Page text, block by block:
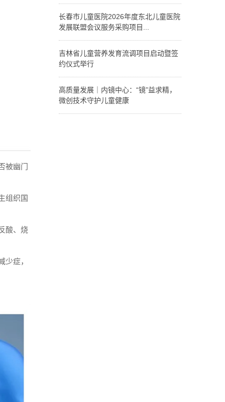
被幽门
组织国
酸、烧
症，
7月10日，九三学社长
春市儿童医院支社第十
次社员代表大会召开。
长春市儿童医院2026年度东北儿童医院
发展联盟会议服务采购项目...
长春市儿童医院2026年度东北儿童医院发展联
盟会议服务采购项目公告
吉林省儿童营养发育流调项目启动暨签
约仪式举行
6月28日，“中国0-6岁
儿童营养与发育风险的
横断面调查研究”吉林省
培训启动会暨社区签约
仪式在吉林省儿童医疗
高质量发展｜内镜中心：“镜”益求精，
微创技术守护儿童健康
长春市儿童医院作为省